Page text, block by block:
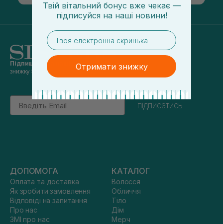
Підпишись на наші новинита отримуй
знижку 5% на перше замовлення
Email
підписатись
ДОПОМОГА
Оплата та доставка
Як зробити замовлення
Відповіді на запитання
Про нас
ЗМІ про нас
КАТАЛОГ
Волосся
Обличчя
Тіло
Дім
Мерч
Твій вітальний бонус вже чекає —
підписуйся на наші новини!
email
Отримати знижку